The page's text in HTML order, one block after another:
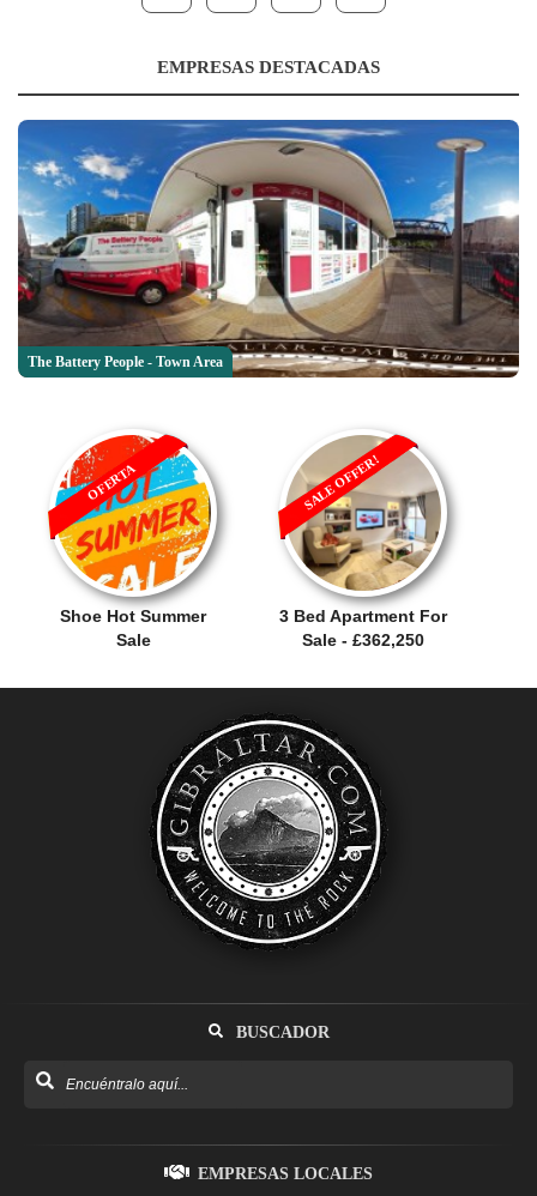
EMPRESAS DESTACADAS
The Battery People - Town Area
Shoe Hot Summer
Sale
OFERTA
3 Bed Apartment For
Sale - £362,250
SALE OFFER!
BUSCADOR
EMPRESAS LOCALES